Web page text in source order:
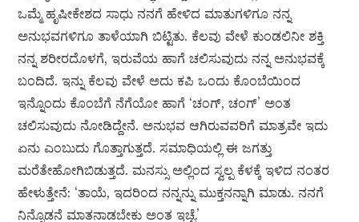
ಒಮ್ಮೆ ಹೃಷೀಕೇಶದ ಸಾಧು ನನಗೆ ಹೇಳಿದ ಮಾತುಗಳಿಗೂ ನನ್ನ
ಅನುಭವಗಳಿಗೂ ತಾಳೆಯಾಗಿ ಬಿಟ್ಟಿತು. ಕೆಲವು ವೇಳೆ ಕುಂಡಲಿನೀ ಶಕ್ತಿ
ನನ್ನ ಶರೀರದೊಳಗೆ, ಇರುವೆಯ ಹಾಗೆ ಚಲಿಸುವುದು ನನ್ನ ಅನುಭವಕ್ಕೆ
ಬಂದಿದೆ. ಇನ್ನು ಕೆಲವು ವೇಳೆ ಅದು ಕಪಿ ಒಂದು ಕೊಂಬೆಯಿಂದ
ಇನ್ನೊಂದು ಕೊಂಬೆಗೆ ನೆಗೆಯೋ ಹಾಗೆ ‘ಚಂಗ್, ಚಂಗ್’ ಅಂತ
ಚಲಿಸುವುದು ನೋಡಿದ್ದೇನೆ. ಅನುಭವ ಆಗಿರುವವರಿಗೆ ಮಾತ್ರವೇ ಇದು
ಏನು ಎಂಬುದು ಗೊತ್ತಾಗುತ್ತದೆ. ಸಮಾಧಿಯಲ್ಲಿ ಈ ಜಗತ್ತು
ಮರೆತೇಹೋಗಿಬಿಡುತ್ತದೆ. ಮನಸ್ಸು ಅಲ್ಲಿಂದ ಸ್ವಲ್ಪ ಕೆಳಕ್ಕೆ ಇಳಿದ ನಂತರ
ಹೇಳುತ್ತೇನೆ: ‘ತಾಯೆ, ಇದರಿಂದ ನನ್ನನ್ನು ಮುಕ್ತನನ್ನಾಗಿ ಮಾಡು. ನನಗೆ
ನಿನ್ನೊಡನೆ ಮಾತನಾಡಬೇಕು ಅಂತ ಇಚ್ಛೆ.’